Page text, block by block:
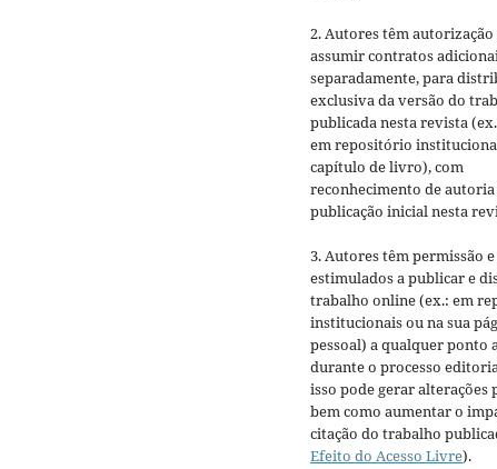
2. Autores têm autorização
assumir contratos
separadamente, para
exclusiva da versão do
publicada nesta revista
em repositório
capítulo de livro), com
reconhecimento de autoria
publicação inicial nesta
3. Autores têm permissão e
estimulados a publicar e
trabalho online (ex.: em
institucionais ou na sua
pessoal) a qualquer ponto
durante o processo
isso pode gerar alterações
bem como aumentar o
citação do trabalho
Efeito do Acesso Livre).